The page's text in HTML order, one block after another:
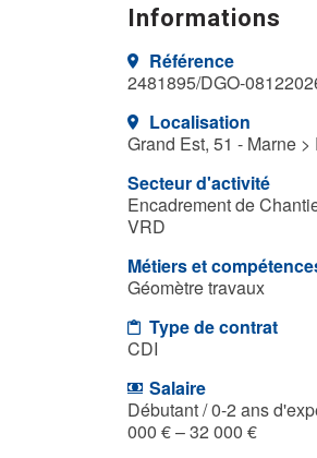
Informations
Référence
2481895/DGO-
Localisation
Grand Est, 51 - Marne >
Secteur d'activité
Encadrement de
VRD
Métiers et
Géomètre travaux
Type de contrat
CDI
Salaire
Débutant / 0-2 ans
000 € – 32 000 €